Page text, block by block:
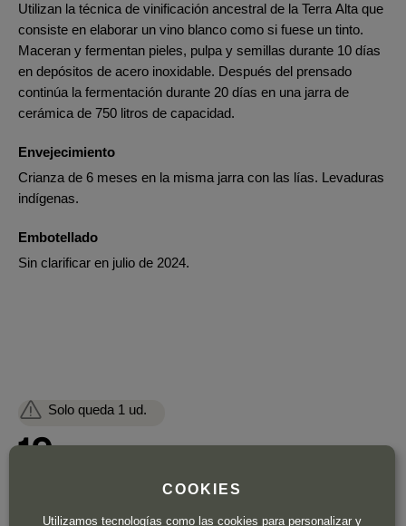
Utilizan la técnica de vinificación ancestral de la Terra Alta que
consiste en elaborar un vino blanco como si fuese un tinto.
Maceran y fermentan pieles, pulpa y semillas durante 10 días
en depósitos de acero inoxidable. Después del prensado
continúa la fermentación durante 20 días en una jarra de
cerámica de 750 litros de capacidad.
Envejecimiento
Crianza de 6 meses en la misma jarra con las lías. Levaduras
indígenas.
Embotellado
Sin clarificar en julio de 2024.
Solo queda 1 ud.
19,90 €
| 26,53 € / LitroCOOKIES
Utilizamos tecnologías como las cookies para personalizar y